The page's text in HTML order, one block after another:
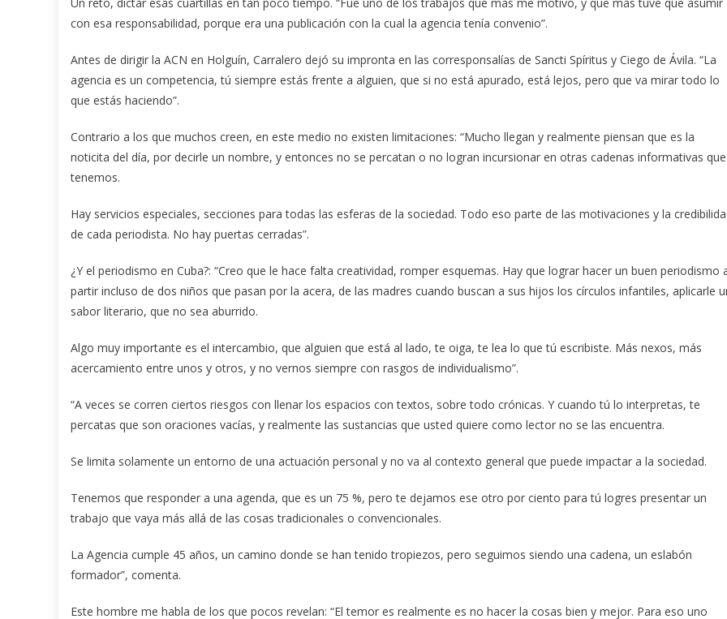
con esa responsabilidad, porque era una publicación con la cual la agencia tenía convenio”.
Antes de dirigir la ACN en Holguín, Carralero dejó su impronta en las corresponsalías de Sancti Spíritus y Ciego de Ávila. “La
agencia es un competencia, tú siempre estás frente a alguien, que si no está apurado, está lejos, pero que va mirar todo lo
que estás haciendo”.
Contrario a los que muchos creen, en este medio no existen limitaciones: “Mucho llegan y realmente piensan que es la
noticita del día, por decirle un nombre, y entonces no se percatan o no logran incursionar en otras cadenas informativas que
tenemos.
Hay servicios especiales, secciones para todas las esferas de la sociedad. Todo eso parte de las motivaciones y la
de cada periodista. No hay puertas cerradas”.
¿Y el periodismo en Cuba?: “Creo que le hace falta creatividad, romper esquemas. Hay que lograr hacer un buen periodismo
partir incluso de dos niños que pasan por la acera, de las madres cuando buscan a sus hijos los círculos infantiles, aplicarle
sabor literario, que no sea aburrido.
Algo muy importante es el intercambio, que alguien que está al lado, te oiga, te lea lo que tú escribiste. Más nexos, más
acercamiento entre unos y otros, y no vernos siempre con rasgos de individualismo”.
“A veces se corren ciertos riesgos con llenar los espacios con textos, sobre todo crónicas. Y cuando tú lo interpretas, te
percatas que son oraciones vacías, y realmente las sustancias que usted quiere como lector no se las encuentra.
Se limita solamente un entorno de una actuación personal y no va al contexto general que puede impactar a la sociedad.
Tenemos que responder a una agenda, que es un 75 %, pero te dejamos ese otro por ciento para tú logres presentar un
trabajo que vaya más allá de las cosas tradicionales o convencionales.
La Agencia cumple 45 años, un camino donde se han tenido tropiezos, pero seguimos siendo una cadena, un eslabón
formador”, comenta.
Este hombre me habla de los que pocos revelan: “El temor es realmente es no hacer la cosas bien y mejor. Para eso uno